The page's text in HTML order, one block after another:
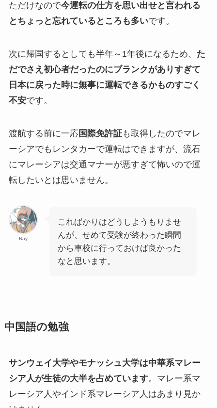
ただけなので今運転の仕方を思い出せと言われる
とちょっと忘れているところも多いです。
次に帰国するとしても半年～1年後になるため、 た
だでさえ初心者だったのにブランクがありすぎて
日本に戻った時に無事に運転できるかものすごく
不安です。
渡航する前に一応国際免許証も取得したのでマレ
ーシアでもレンタカーで運転はできますが、流石
にマレーシアは交通マナーが悪すぎて怖いので運
転したいとは思いません。
Ray
こればかりはどうしようもりませ
んが、せめて受験が終わった瞬間
から車校に行っておけば良かった
なと思います。
中国語の勉強
サンウェイ大学やモナッシュ大学は中華系マレー
シア人が生徒の大半を占めています。マレー系マ
レーシア人やインド系マレーシア人はあまり見か